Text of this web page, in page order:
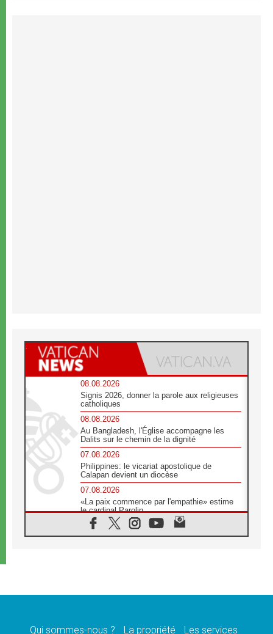
08.08.2026
Signis 2026, donner la parole aux religieuses
catholiques
08.08.2026
Au Bangladesh, l'Église accompagne les
Dalits sur le chemin de la dignité
07.08.2026
Philippines: le vicariat apostolique de
Calapan devient un diocèse
07.08.2026
«La paix commence par l'empathie» estime
le cardinal Parolin
07.08.2026
En Colombie, «la paix ne s'achète pas avec
07.08.2026
07.08.2026
Qui sommes-nous ? La propriété Les services